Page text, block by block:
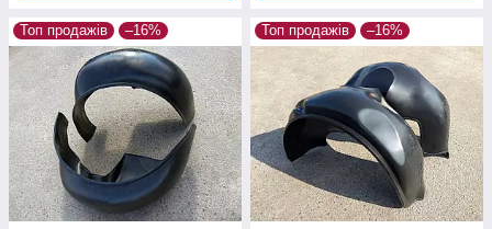
Топ продажів –16% Топ продажів –16%